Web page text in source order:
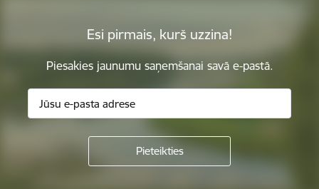
Esi pirmais, kurš uzzina!
Piesakies jaunumu saņemšanai savā e-pastā.